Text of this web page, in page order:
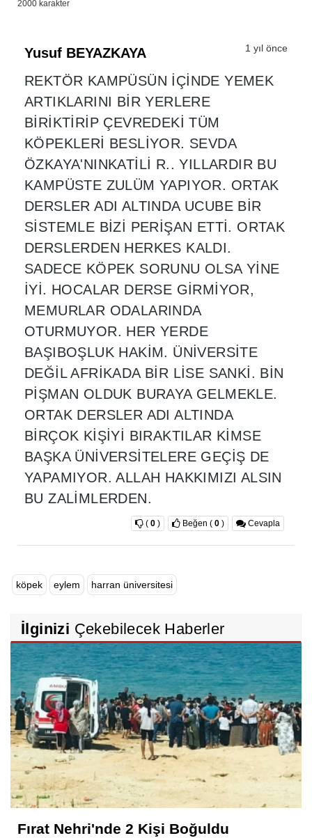
Yusuf BEYAZKAYA 1 yıl önce
REKTÖR KAMPÜSÜN İÇİNDE YEMEK
ARTIKLARINI BİR YERLERE
BİRİKTİRİP ÇEVREDEKİ TÜM
KÖPEKLERİ BESLİYOR. SEVDA
ÖZKAYA'NINKATİLİ R.. YILLARDIR BU
KAMPÜSTE ZULÜM YAPIYOR. ORTAK
DERSLER ADI ALTINDA UCUBE BİR
SİSTEMLE BİZİ PERİŞAN ETTİ. ORTAK
DERSLERDEN HERKES KALDI.
SADECE KÖPEK SORUNU OLSA YİNE
İYİ. HOCALAR DERSE GİRMİYOR,
MEMURLAR ODALARINDA
OTURMUYOR. HER YERDE
BAŞIBOŞLUK HAKİM. ÜNİVERSİTE
DEĞİL AFRİKADA BİR LİSE SANKİ. BİN
PİŞMAN OLDUK BURAYA GELMEKLE.
ORTAK DERSLER ADI ALTINDA
BİRÇOK KİŞİYİ BIRAKTILAR KİMSE
BAŞKA ÜNİVERSİTELERE GEÇİŞ DE
YAPAMIYOR. ALLAH HAKKIMIZI ALSIN
BU ZALİMLERDEN.
Cevapla
Beğen ( 0 )
( 0 )
köpek eylem harran üniversitesi
İlginizi Çekebilecek Haberler
Fırat Nehri'nde 2 Kişi Boğuldu